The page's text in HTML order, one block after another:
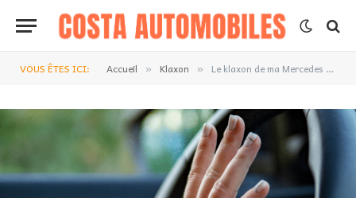
VOUS ÊTES ICI: Accueil » Klaxon » Le klaxon de ma Mercedes Slk 3 ne marche plus : Comment faire ?